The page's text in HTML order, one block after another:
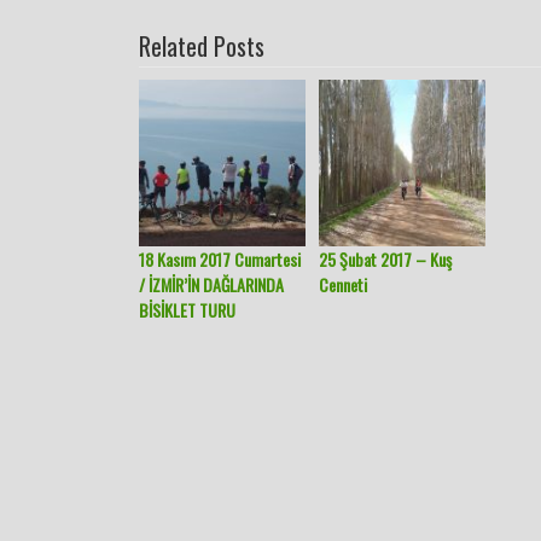
Related Posts
18 Kasım 2017 Cumartesi
/ İZMİR’İN DAĞLARINDA
BİSİKLET TURU
25 Şubat 2017 – Kuş
Cenneti